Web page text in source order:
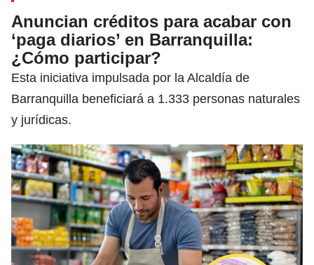
Anuncian créditos para acabar con
‘paga diarios’ en Barranquilla:
¿Cómo participar?
Esta iniciativa impulsada por la Alcaldía de
Barranquilla beneficiará a 1.333 personas naturales
y jurídicas.